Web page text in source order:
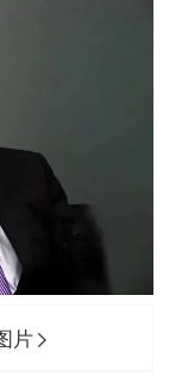
片